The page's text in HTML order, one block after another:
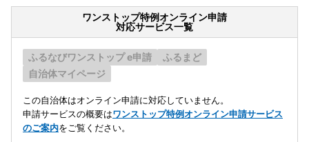
ワンストップ特例オンライン申請
対応サービス一覧
ふるなびワンストップ e申請
ふるまど
自治体マイページ
この自治体はオンライン申請に対応していません。
申請サービスの概要はワンストップ特例オンライン申請サービス
のご案内をご覧ください。